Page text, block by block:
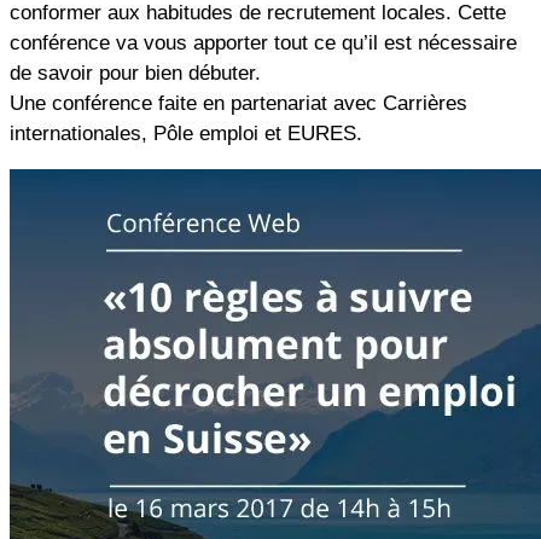
conformer aux habitudes de recrutement locales. Cette
conférence va vous apporter tout ce qu’il est nécessaire
de savoir pour bien débuter.
Une conférence faite en partenariat avec Carrières
internationales, Pôle emploi et EURES.